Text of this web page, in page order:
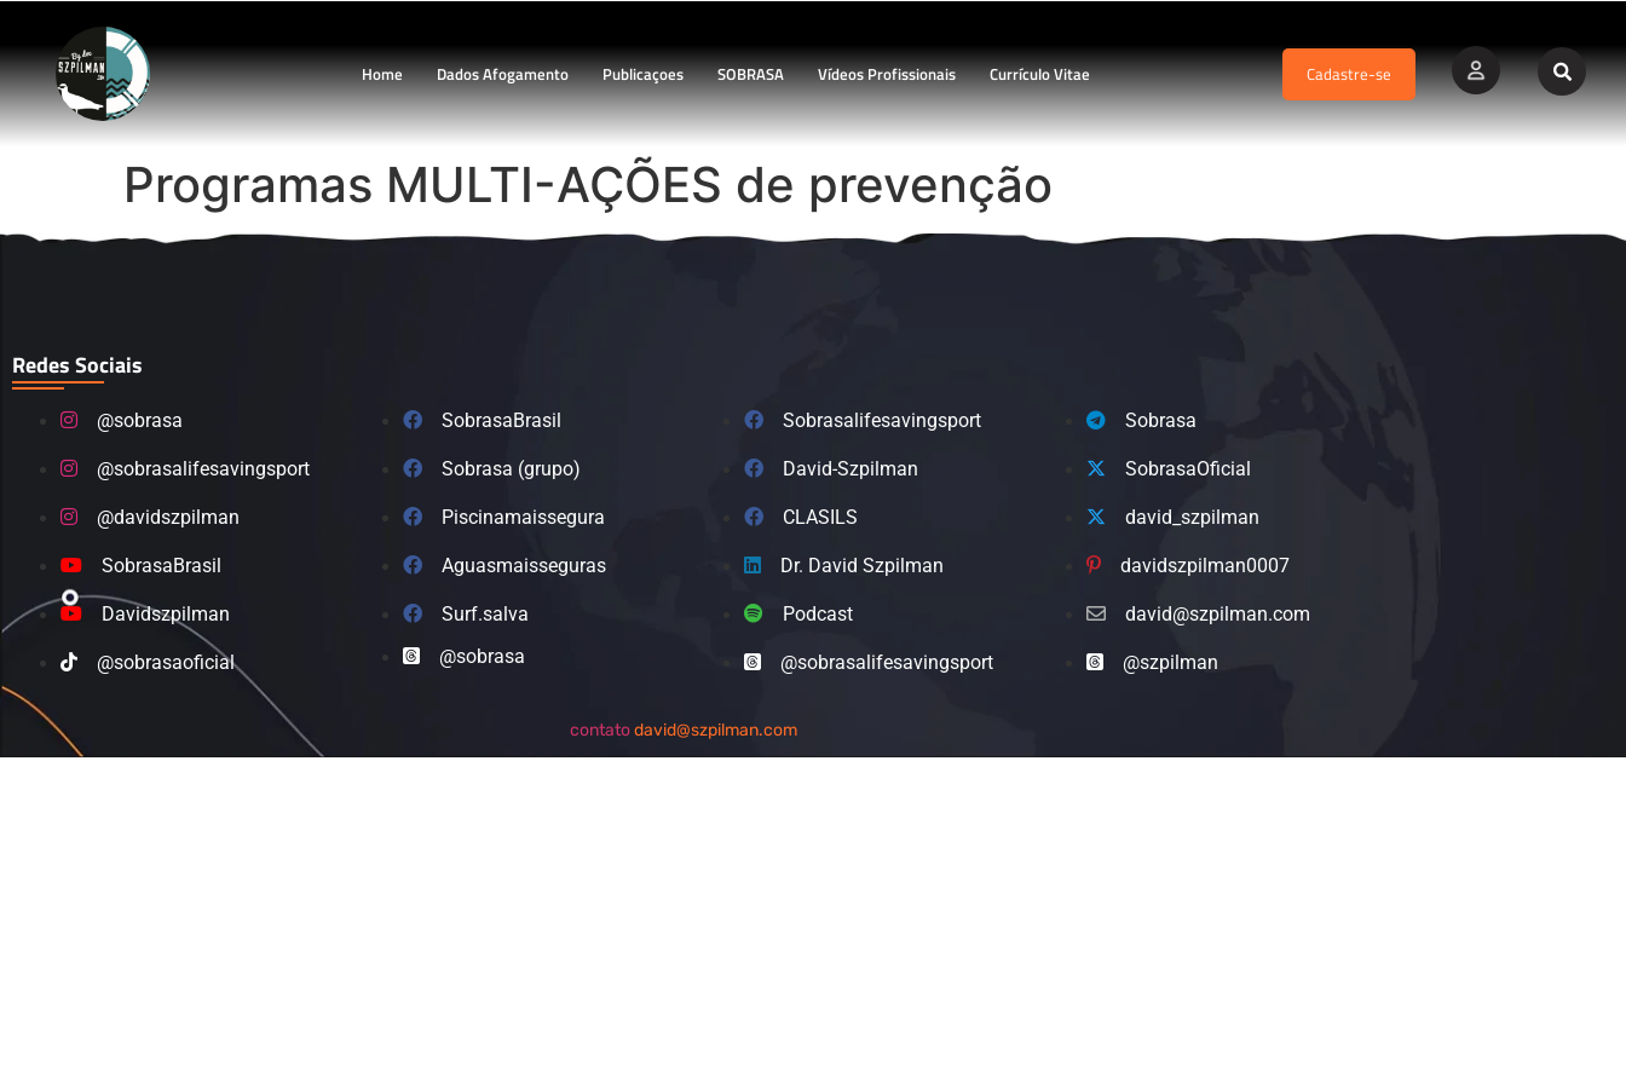
Home Dados Afogamento Publicaçoes SOBRASA Vídeos Profissionais Currículo Vitae Cadastre-se
Programas MULTI-AÇÕES de prevenção
Redes Sociais
@sobrasa
@sobrasalifesavingsport
@davidszpilman
SobrasaBrasil
Davidszpilman
@sobrasaoficial
SobrasaBrasil
Sobrasa (grupo)
Piscinamaissegura
Aguasmaisseguras
Surf.salva
@sobrasa
Sobrasalifesavingsport
David-Szpilman
CLASILS
Dr. David Szpilman
Podcast
@sobrasalifesavingsport
Sobrasa
SobrasaOficial
david_szpilman
davidszpilman0007
david@szpilman.com
@szpilman
contatodavid@szpilman.com